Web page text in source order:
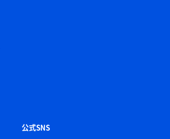
公式SNS